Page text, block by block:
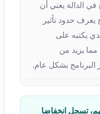
في الدالة يعني أن
يعرف حدود تأثير
يكتبه على
مما يزيد من
البرنامج بشكل عام.
تسجل انخفاضا